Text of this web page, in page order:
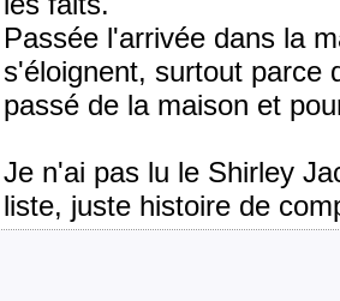
Passée l'arrivée dans la
s'éloignent, surtout parce
passé de la maison et
Je n'ai pas lu le Shirley
liste, juste histoire de